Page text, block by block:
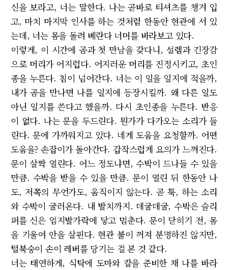
신을 보라고, 너는 말한다. 나는 곧바로 티셔츠를 챙겨 입
고, 마치 마지막 인사를 하는 것처럼 한동안 현관에 서 있
는데, 너는 몸을 돌려 베란다 너머를 바라보고 있다.
이렇게, 이 시간에 곰과 첫 만남을 갖다니, 설렘과 긴장감
으로 머리가 어지럽다. 어지러운 머리를 진정시키고, 초인
종을 누른다. 침이 넘어간다. 너는 이 일을 일지에 적을까,
내가 곰을 만나면 나를 일지에 등장시킬까. 왜 다른 일도
아닌 일지를 쓴다고 했을까. 다시 초인종을 누른다. 반응
이 없다. 나는 문을 두드린다. 뭔가가 다가오는 소리가 들
린다. 문에 가까워지고 있다. 네게 도움을 요청할까. 어떤
도움을? 손잡이가 돌아간다. 갑작스럽게 요의가 느껴진다.
문이 살짝 열린다. 어느 정도냐면, 수박이 드나들 수 있을
만큼. 수박을 받을 수 있을 만큼. 문이 열린 뒤 한동안 나
도, 저쪽의 무언가도, 움직이지 않는다. 곧 툭, 하는 소리
와 수박이 굴러온다. 내 발치까지. 데굴데굴, 수박은 슬리
퍼를 신은 엄지발가락에 닿고 멈춘다. 문이 닫히기 전, 몸
을 기울여 안을 살핀다. 현관 불이 꺼져 분명하진 않지만,
털북숭이 손이 레버를 당기는 걸 본 것 같다.
너는 태연하게, 식탁에 도마와 칼을 준비한 채 나를 바라